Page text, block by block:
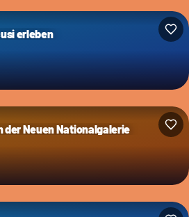
erleben
Neuen Nationalgalerie